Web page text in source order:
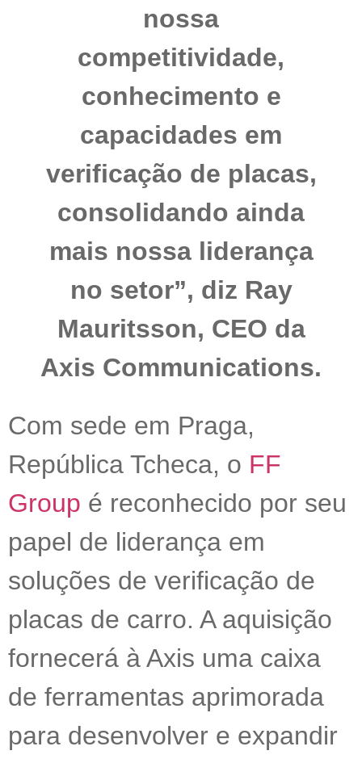
nossa
competitividade,
conhecimento e
capacidades em
verificação de placas,
consolidando ainda
mais nossa liderança
no setor”, diz Ray
Mauritsson, CEO da
Axis Communications.
Com sede em Praga,
República Tcheca, o FF
Group é reconhecido por seu
papel de liderança em
soluções de verificação de
placas de carro. A aquisição
fornecerá à Axis uma caixa
de ferramentas aprimorada
para desenvolver e expandir